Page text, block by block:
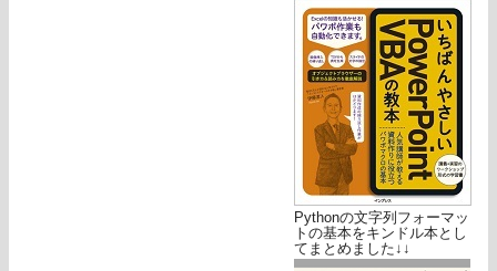
Pythonの文字列フォーマッ
トの基本をキンドル本とし
てまとめました↓↓